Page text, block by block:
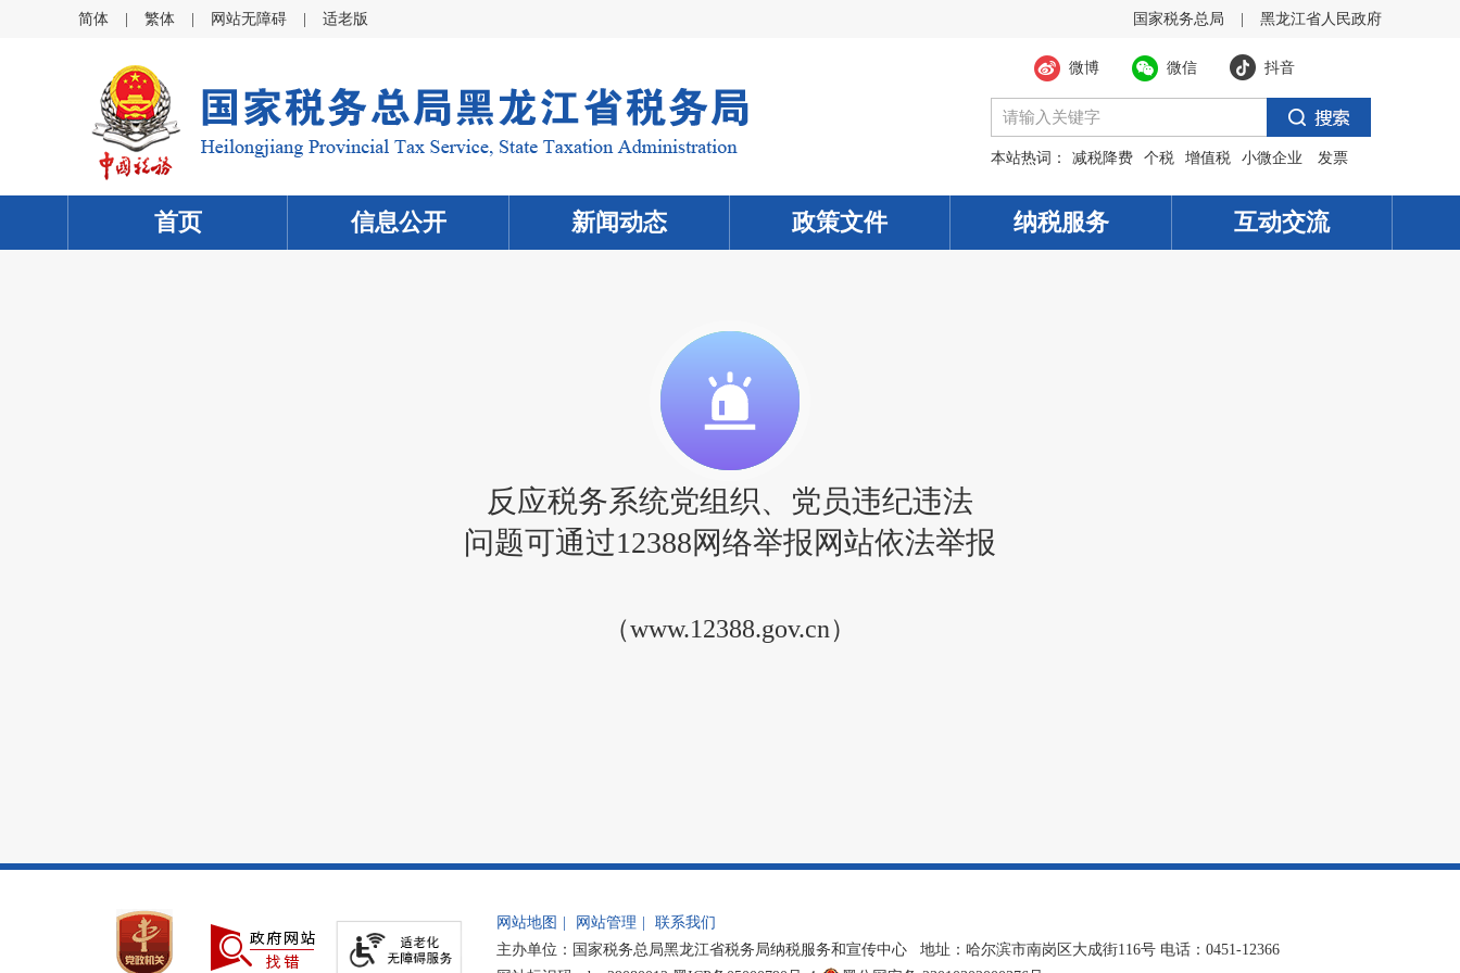
简体 繁体 网站无障碍 适老版 黑龙江省人民政府
国家税务总局
微博 微信 抖音
本站热词： 减税降费 个税 增值税 小微企业 发票
首页 信息公开 新闻动态 政策文件 纳税服务 互动交流
反应税务系统党组织、党员违纪违法
问题可通过12388网络举报网站依法举报
（www.12388.gov.cn）
网站地图 网站管理
联系我们
主办单位：国家税务总局黑龙江省税务局纳税服务和宣传中心 地址：哈尔滨市南岗区大成街116号 电话：0451-12366